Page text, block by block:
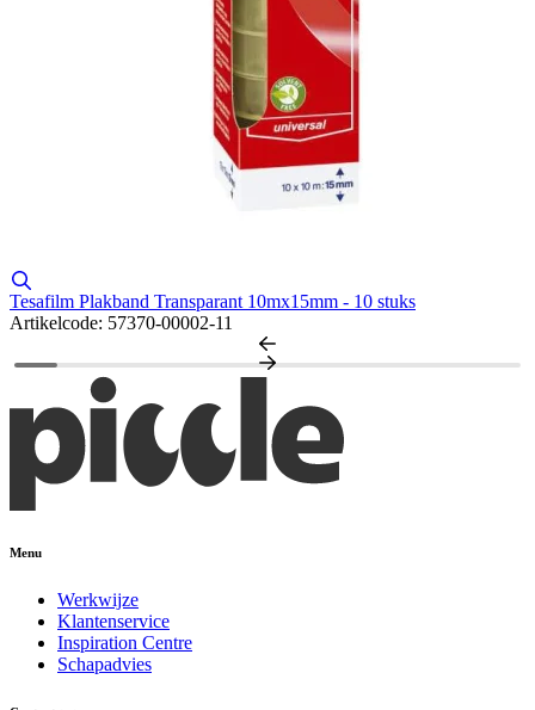
Tesafilm Plakband Transparant 10mx15mm - 10 stuks
Artikelcode: 57370-00002-11
Menu
Werkwijze
Klantenservice
Inspiration Centre
Schapadvies